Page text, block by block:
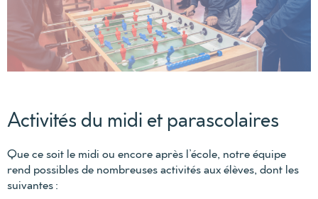
Activités du midi et parascolaires
Que ce soit le midi ou encore après l’école, notre équipe
rend possibles de nombreuses activités aux élèves, dont les
suivantes :